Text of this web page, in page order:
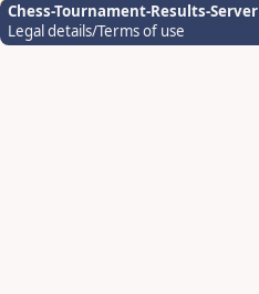
Chess-Tournament-Results-Server
Legal details/Terms of use